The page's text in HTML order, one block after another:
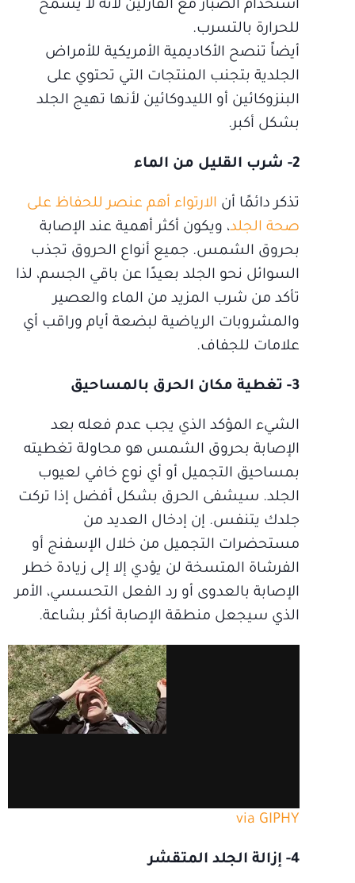
استخدام الصبار مع الفازلين لأنه لا يسمح
للحرارة بالتسرب.
أيضاً تنصح الأكاديمية الأمريكية للأمراض
الجلدية بتجنب المنتجات التي تحتوي على
البنزوكائين أو الليدوكائين لأنها تهيج الجلد
بشكل أكبر.
2- شرب القليل من الماء
تذكر دائمًا أن الارتواء أهم عنصر للحفاظ على
صحة الجلد، ويكون أكثر أهمية عند الإصابة
بحروق الشمس. جميع أنواع الحروق تجذب
السوائل نحو الجلد بعيدًا عن باقي الجسم، لذا
تأكد من شرب المزيد من الماء والعصير
والمشروبات الرياضية لبضعة أيام وراقب أي
علامات للجفاف.
3- تغطية مكان الحرق بالمساحيق
الشيء المؤكد الذي يجب عدم فعله بعد
الإصابة بحروق الشمس هو محاولة تغطيته
بمساحيق التجميل أو أي نوع خافي لعيوب
الجلد. سيشفى الحرق بشكل أفضل إذا تركت
جلدك يتنفس. إن إدخال العديد من
مستحضرات التجميل من خلال الإسفنج أو
الفرشاة المتسخة لن يؤدي إلا إلى زيادة خطر
الإصابة بالعدوى أو رد الفعل التحسسي، الأمر
الذي سيجعل منطقة الإصابة أكثر بشاعة.
via GIPHY
4- إزالة الجلد المتقشر